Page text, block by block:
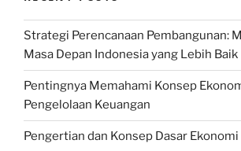
Strategi Perencanaan Pembangunan:
Masa Depan Indonesia yang Lebih Baik
Pentingnya Memahami Konsep
Pengelolaan Keuangan
Pengertian dan Konsep Dasar